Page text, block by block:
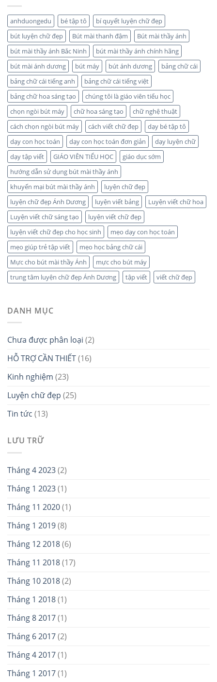
anhduongedu bé tập tô
bí quyết luyện chữ đẹp
bút luyện chữ đẹp
Bút mài thanh đậm
Bút mài thầy ánh
bút mài thầy ánh Bắc Ninh
bút mài thầy ánh chính hãng
bút mài ánh dương
bút máy bút ánh dương
bảng chữ cái
bảng chữ cái tiếng anh
bảng chữ cái tiếng việt
bảng chữ hoa sáng tạo
chúng tôi là giáo viên tiểu học
chọn ngòi bút máy
chữ hoa sáng tạo
chữ nghệ thuật
cách chọn ngòi bút máy
cách viết chữ đẹp
dạy bé tập tô
dạy con học toán
dạy con học toán đơn giản
dạy luyện chữ
dạy tập viết
GIÁO VIÊN TIỂU HỌC
giáo dục sớm
hướng dẫn sử dụng bút mài thầy ánh
khuyến mại bút mài thầy ánh
luyện chữ đẹp
luyện chữ đẹp Ánh Dương
luyện viết bảng
Luyện viết chữ hoa
Luyện viết chữ sáng tạo
luyện viết chữ đẹp
luyện viết chữ đẹp cho học sinh
mẹo dạy con học toán
mẹo giúp trẻ tập viết
mẹo học bảng chữ cái
Mực cho bút mài thầy Ánh
mực cho bút máy
trung tâm luyện chữ đẹp Ánh Dương
tập viết viết chữ đẹp
DANH MỤC
Chưa được phân loại (2)
HỖ TRỢ CẦN THIẾT(16)
Kinh nghiệm (23)
Luyện chữ đẹp (25)
Tin tức (13)
LƯU TRỮ
Tháng 4 2023(2)
Tháng 1 2023(1)
Tháng 11 2020(1)
Tháng 1 2019(8)
Tháng 12 2018(6)
Tháng 11 2018(17)
Tháng 10 2018(2)
Tháng 1 2018(1)
Tháng 8 2017(1)
Tháng 6 2017(2)
Tháng 4 2017(1)
Tháng 1 2017(1)